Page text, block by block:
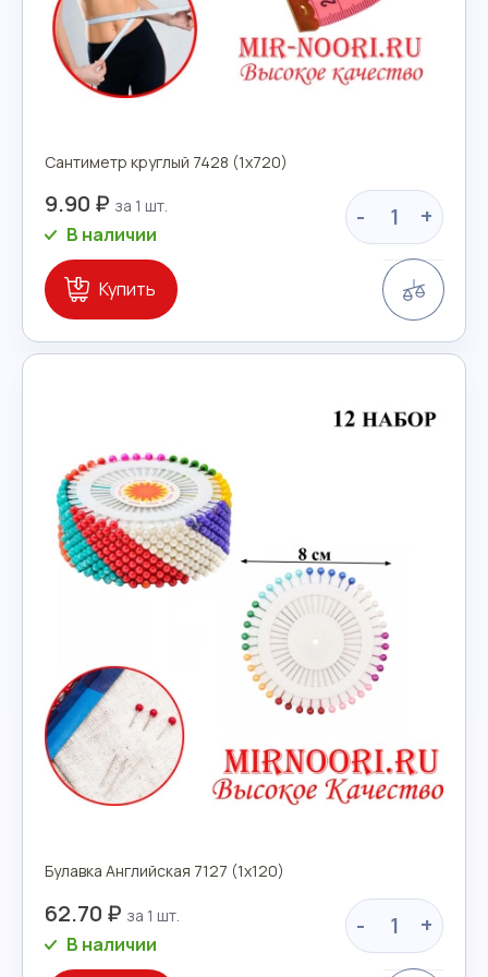
Сантиметр круглый 7428 (1х720)
9.90 ₽ - +
В наличии
Купить
Булавка Английская 7127 (1х120)
62.70 ₽ - +
В наличии